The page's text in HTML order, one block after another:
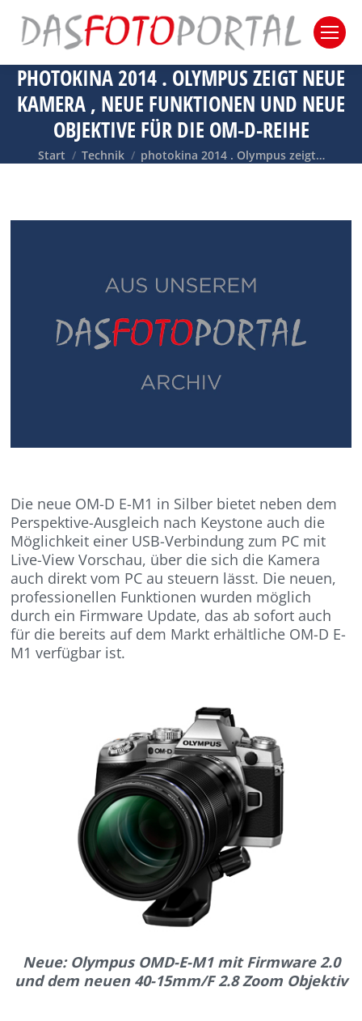
PHOTOKINA 2014 . OLYMPUS ZEIGT NEUE
KAMERA , NEUE FUNKTIONEN UND NEUE
OBJEKTIVE FÜR DIE OM-D-REIHE
Sie befinden sich hier:
Start Technik photokina 2014 . Olympus zeigt…
Die neue OM-D E-M1 in Silber bietet neben dem
Perspektive-Ausgleich nach Keystone auch die
Möglichkeit einer USB-Verbindung zum PC mit
Live-View Vorschau, über die sich die Kamera
auch direkt vom PC au steuern lässt. Die neuen,
professionellen Funktionen wurden möglich
durch ein Firmware Update, das ab sofort auch
für die bereits auf dem Markt erhältliche OM-D E-
M1 verfügbar ist.
Neue: Olympus OMD-E-M1 mit Firmware 2.0
und dem neuen 40-15mm/F 2.8 Zoom Objektiv